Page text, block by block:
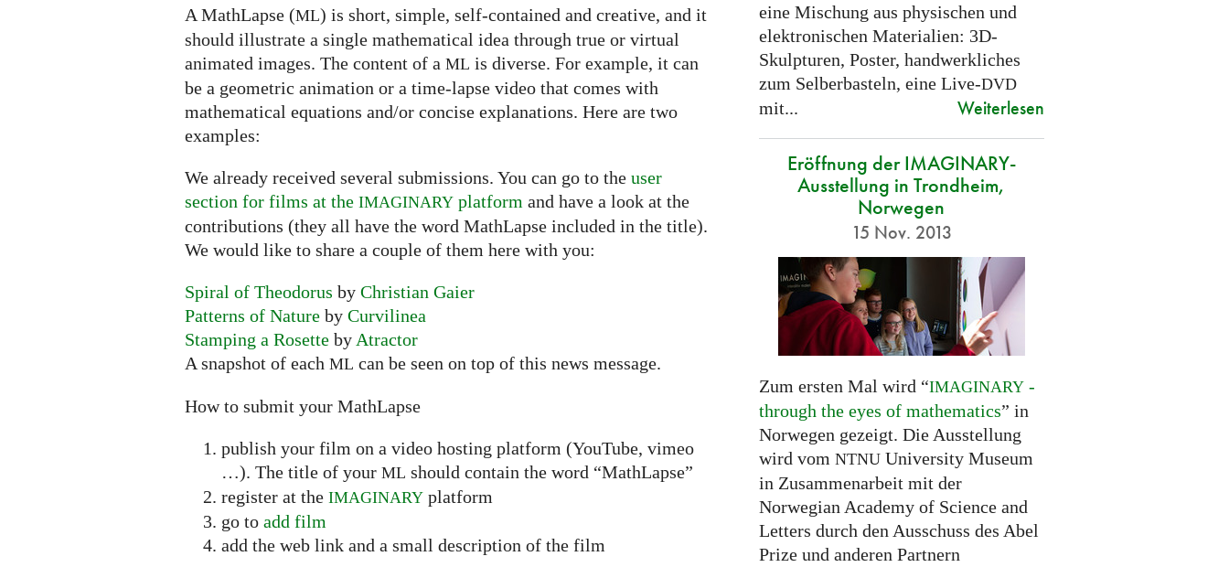
A MathLapse (ML) is short, simple, self-contained and creative, and it
should illustrate a single mathematical idea through true or virtual
animated images. The content of a ML is diverse. For example, it can
be a geometric animation or a time-lapse video that comes with
mathematical equations and/or concise explanations. Here are two
examples:
We already received several submissions. You can go to the user
section for films at the IMAGINARY platform and have a look at the
contributions (they all have the word MathLapse included in the title).
We would like to share a couple of them here with you:
Spiral of Theodorus by Christian Gaier
Patterns of Nature by Curvilinea
Stamping a Rosette byAtractor
A snapshot of each ML can be seen on top of this news message.
How to submit your MathLapse
publish your film on a video hosting platform (YouTube, vimeo
…). The title of your ML should contain the word “MathLapse”
register at the IMAGINARY platform
go to add film
add the web link and a small description of the film
eine Mischung aus physischen und
elektronischen Materialien: 3D-
Skulpturen, Poster, handwerkliches
zum Selberbasteln, eine Live-DVD
mit... Weiterlesen
Eröffnung der IMAGINARY-
Ausstellung in Trondheim,
Norwegen
15 Nov. 2013
Zum ersten Mal wird “IMAGINARY-
through the eyes of mathematics” in
Norwegen gezeigt. Die Ausstellung
wird vom NTNUUniversity Museum
in Zusammenarbeit mit der
Norwegian Academy of Science and
Letters durch den Ausschuss des Abel
Prize und anderen Partnern